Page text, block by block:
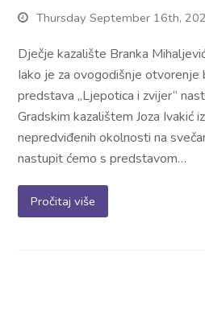
Thursday September 16th,
Dječje kazalište Branka
Iako je za ovogodišnje otvorenje
predstava „Ljepotica i zvijer“
Gradskim kazalištem Joza Ivakić
nepredviđenih okolnosti na
nastupit ćemo s predstavom…
Pročitaj više